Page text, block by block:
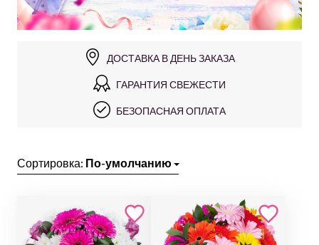
ДОСТАВКА В ДЕНЬ ЗАКАЗА
ГАРАНТИЯ СВЕЖЕСТИ
БЕЗОПАСНАЯ ОПЛАТА
Сортировка: По-умолчанию